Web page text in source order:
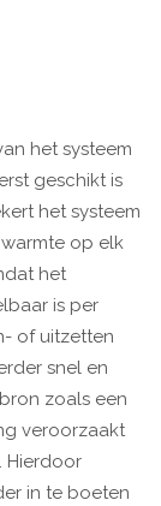
het systeem
geschikt is
het systeem
op elk
het
is per
of uitzetten
snel en
zoals een
veroorzaakt
Hierdoor
in te boeten